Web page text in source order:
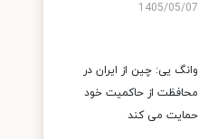
1405/05/07
وانگ یی: چین از ایران در
محافظت از حاکمیت خود
حمایت می کند